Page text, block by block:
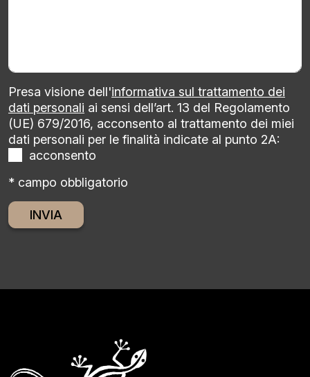
Presa visione dell'informativa sul trattamento dei
dati personali ai sensi dell’art. 13 del Regolamento
(UE) 679/2016, acconsento al trattamento dei miei
dati personali per le finalità indicate al punto 2A:
acconsento
* campo obbligatorio